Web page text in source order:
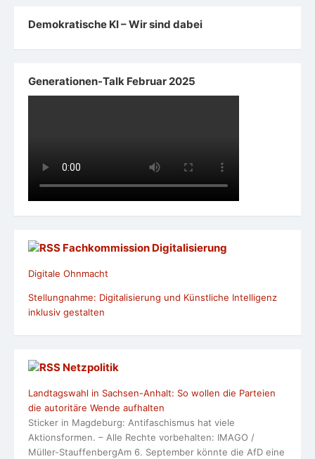
Demokratische KI – Wir sind dabei
Generationen-Talk Februar 2025
Fachkommission Digitalisierung
Digitale Ohnmacht
Stellungnahme: Digitalisierung und Künstliche Intelligenz
inklusiv gestalten
Netzpolitik
Landtagswahl in Sachsen-Anhalt: So wollen die Parteien
die autoritäre Wende aufhalten
Sticker in Magdeburg: Antifaschismus hat viele
Aktionsformen. – Alle Rechte vorbehalten: IMAGO /
Müller-StauffenbergAm 6. September könnte die AfD eine